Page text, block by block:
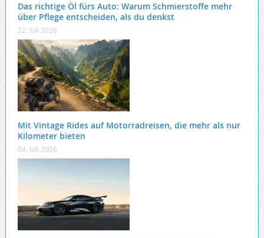
Das richtige Öl fürs Auto: Warum Schmierstoffe mehr
über Pflege entscheiden, als du denkst
22. Juli 2026
Mit Vintage Rides auf Motorradreisen, die mehr als nur
Kilometer bieten
04. Juli 2026